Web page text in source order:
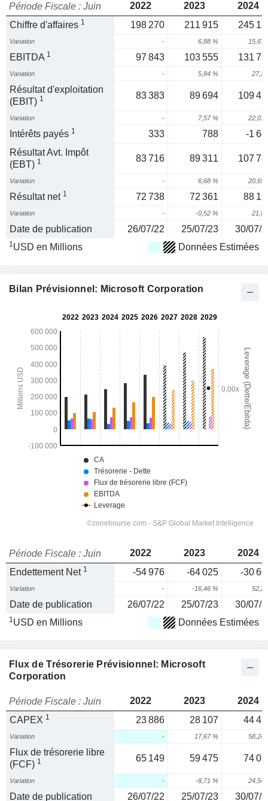
Période Fiscale : Juin 2022 2023
2024
Chiffre d'affaires 1 198 270 211 915 245
Variation - 6,88 % 15,67
EBITDA 1 97 843 103 555 131
Variation - 5,84 % 27,2
Résultat d'exploitation
(EBIT) 1 83 383 89 694 109
Variation - 7,57 % 22,01
Intérêts payés 1 333 788
-1
Résultat Avt. Impôt
(EBT) 1 83 716 89 311 107
Variation - 6,68 % 20,69
Résultat net 1 72 738 72 361 88
Variation - -0,52 % 21,8
Date de publication 26/07/22 25/07/23 30/07/
1USD en Millions Données Estimées
Bilan Prévisionnel: Microsoft Corporation
Période Fiscale : Juin 2022 2023
2024
Endettement Net 1 -54 976 -64 025 -30
Variation - -16,46 % 52,2
Date de publication 26/07/22 25/07/23 30/07/
1USD en Millions Données Estimées
Flux de Trésorerie Prévisionnel: Microsoft
Corporation
Période Fiscale : Juin 2022 2023
2024
CAPEX 1 23 886 28 107 44
Variation - 17,67 % 58,24
Flux de trésorerie libre
(FCF) 1 65 149 59 475 74
Variation - -8,71 % 24,54
Date de publication 26/07/22 25/07/23 30/07/